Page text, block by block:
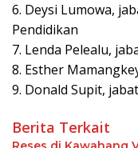
6. Deysi Lumowa,
Pendidikan
7. Lenda Pelealu,
8. Esther
9. Donald Supit,
Berita Terkait